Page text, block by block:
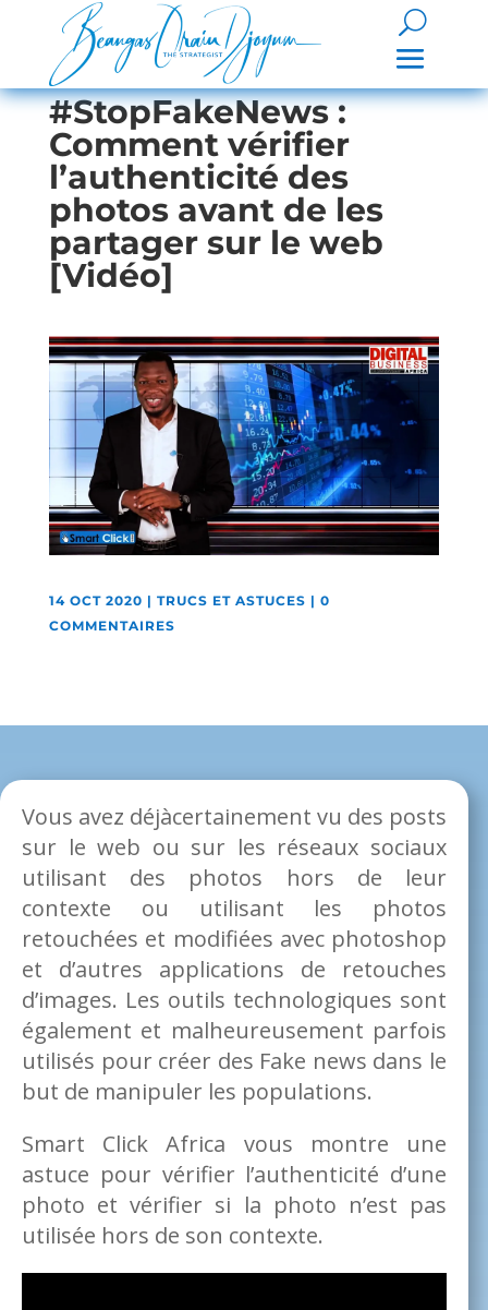
#StopFakeNews :
Comment vérifier
l’authenticité des
photos avant de les
partager sur le web
[Vidéo]
14 OCT 2020 | TRUCS ET ASTUCES | 0
COMMENTAIRES
Vous avez déjàcertainement vu des posts
sur le web ou sur les réseaux sociaux
utilisant des photos hors de leur
contexte ou utilisant les photos
retouchées et modifiées avec photoshop
et d’autres applications de retouches
d’images. Les outils technologiques sont
également et malheureusement parfois
utilisés pour créer des Fake news dans le
but de manipuler les populations.
Smart Click Africa vous montre une
astuce pour vérifier l’authenticité d’une
photo et vérifier si la photo n’est pas
utilisée hors de son contexte.